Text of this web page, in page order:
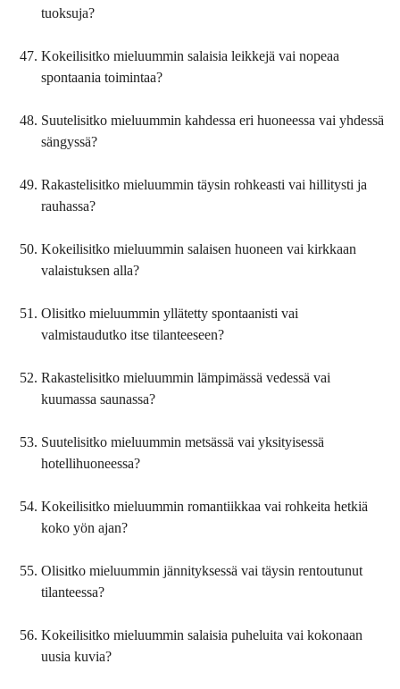
tuoksuja?
Kokeilisitko mieluummin salaisia leikkejä vai nopeaa
spontaania toimintaa?
Suutelisitko mieluummin kahdessa eri huoneessa vai yhdessä
sängyssä?
Rakastelisitko mieluummin täysin rohkeasti vai hillitysti ja
rauhassa?
Kokeilisitko mieluummin salaisen huoneen vai kirkkaan
valaistuksen alla?
Olisitko mieluummin yllätetty spontaanisti vai
valmistaudutko itse tilanteeseen?
Rakastelisitko mieluummin lämpimässä vedessä vai
kuumassa saunassa?
Suutelisitko mieluummin metsässä vai yksityisessä
hotellihuoneessa?
Kokeilisitko mieluummin romantiikkaa vai rohkeita hetkiä
koko yön ajan?
Olisitko mieluummin jännityksessä vai täysin rentoutunut
tilanteessa?
Kokeilisitko mieluummin salaisia puheluita vai kokonaan
uusia kuvia?